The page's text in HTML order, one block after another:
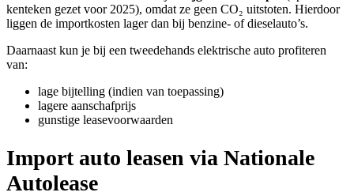
kenteken gezet voor 2025), omdat ze geen CO₂ uitstoten. Hierdoor
liggen de importkosten lager dan bij benzine- of dieselauto’s.
Daarnaast kun je bij een tweedehands elektrische auto profiteren
van:
lage bijtelling (indien van toepassing)
lagere aanschafprijs
gunstige leasevoorwaarden
Import auto leasen via Nationale
Autolease